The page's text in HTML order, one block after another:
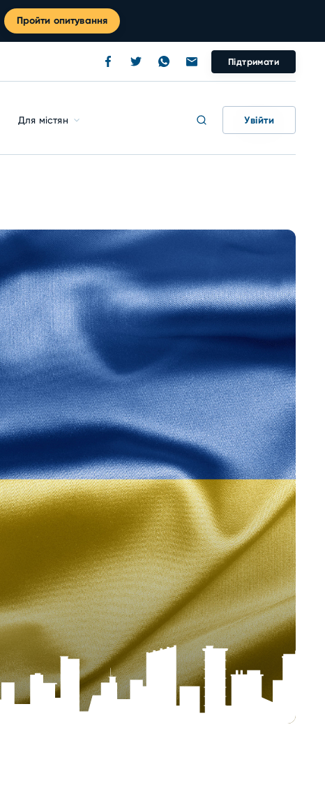
Пройти опитування
Підтримати
Для містян Увійти